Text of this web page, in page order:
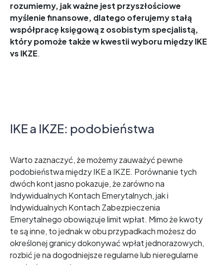
rozumiemy, jak ważne jest przyszłościowe
myślenie finansowe, dlatego oferujemy stałą
współpracę księgową z osobistym specjalistą,
który pomoże także w kwestii wyboru między IKE
vs IKZE.
IKE a IKZE: podobieństwa
Warto zaznaczyć, że możemy zauważyć pewne
podobieństwa między IKE a IKZE. Porównanie tych
dwóch kont jasno pokazuje, że zarówno na
Indywidualnych Kontach Emerytalnych, jak i
Indywidualnych Kontach Zabezpieczenia
Emerytalnego obowiązuje limit wpłat. Mimo że kwoty
te są inne, to jednak w obu przypadkach możesz do
określonej granicy dokonywać wpłat jednorazowych,
rozbić je na dogodniejsze regularne lub nieregularne